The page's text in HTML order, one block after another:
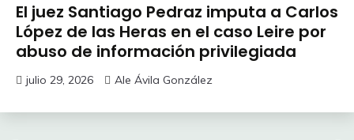
El juez Santiago Pedraz imputa a Carlos
López de las Heras en el caso Leire por
abuso de información privilegiada
julio 29, 2026 Ale Ávila González